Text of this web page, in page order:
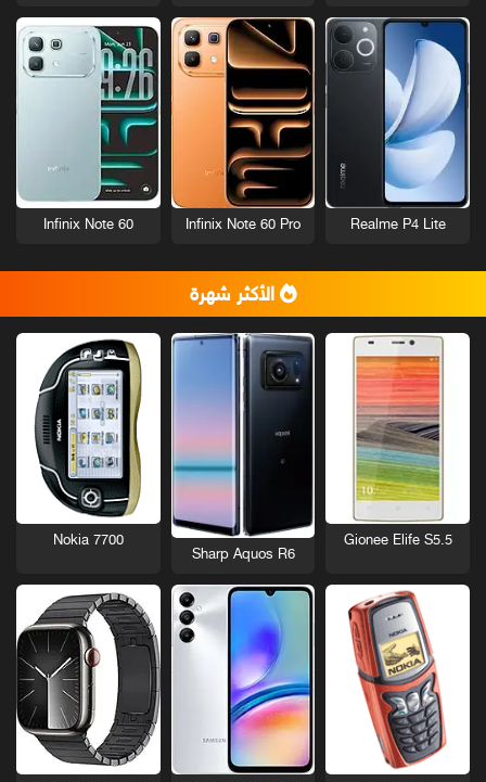
Realme P4 Lite
Infinix Note 60 Pro
Infinix Note 60
الأكثر شهرة
Gionee Elife S5.5
Sharp Aquos R6
Nokia 7700